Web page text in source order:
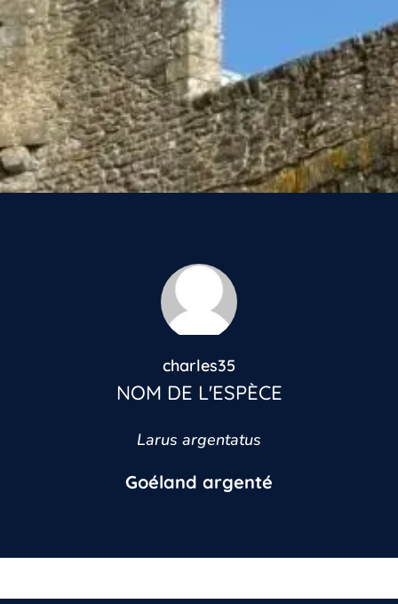
charles35
NOM DE L'ESPÈCE
Larus argentatus
Goéland argenté